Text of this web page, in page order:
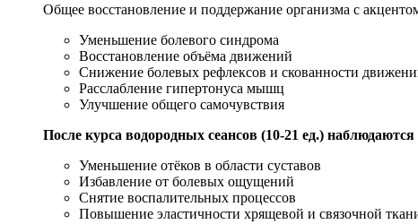
Общее восстановление и поддержание организма с
Уменьшение болевого синдрома
Восстановление объёма движений
Снижение болевых рефлексов и скованности
Расслабление гипертонуса мышц
Улучшение общего самочувствия
После курса водородных сеансов (10-21 ед.)
Уменьшение отёков в области суставов
Избавление от болевых ощущений
Снятие воспалительных процессов
Повышение эластичности хрящевой и связочной